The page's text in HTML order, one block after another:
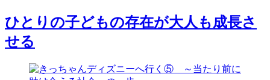
ひとりの子どもの存在が大人も成長さ
せる